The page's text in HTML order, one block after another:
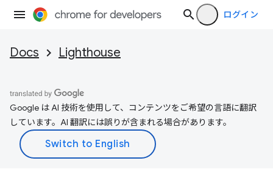
ログイン
Docs Lighthouse
Google は AI 技術を使用して、コンテンツをご希望の言語に翻訳
しています。AI 翻訳には誤りが含まれる場合があります。